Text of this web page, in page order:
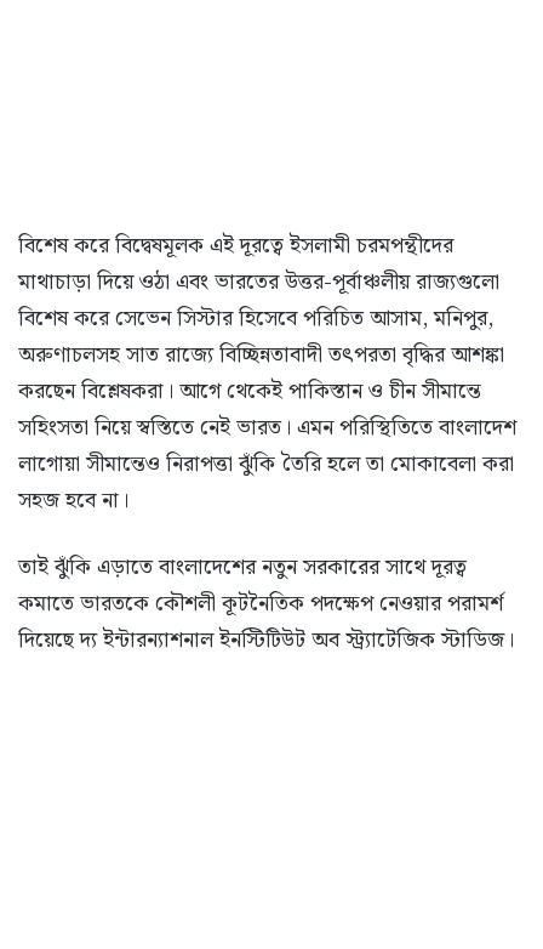
বিশেষ করে বিদ্বেষমূলক এই দূরত্বে ইসলামী চরমপন্থীদের
মাথাচাড়া দিয়ে ওঠা এবং ভারতের উত্তর-পূর্বাঞ্চলীয় রাজ্যগুলো
বিশেষ করে সেভেন সিস্টার হিসেবে পরিচিত আসাম, মনিপুর,
অরুণাচলসহ সাত রাজ্যে বিচ্ছিন্নতাবাদী তৎপরতা বৃদ্ধির আশঙ্কা
করছেন বিশ্লেষকরা। আগে থেকেই পাকিস্তান ও চীন সীমান্তে
সহিংসতা নিয়ে স্বস্তিতে নেই ভারত। এমন পরিস্থিতিতে বাংলাদেশ
লাগোয়া সীমান্তেও নিরাপত্তা ঝুঁকি তৈরি হলে তা মোকাবেলা করা
সহজ হবে না।
তাই ঝুঁকি এড়াতে বাংলাদেশের নতুন সরকারের সাথে দূরত্ব
কমাতে ভারতকে কৌশলী কূটনৈতিক পদক্ষেপ নেওয়ার পরামর্শ
দিয়েছে দ্য ইন্টারন্যাশনাল ইনস্টিটিউট অব স্ট্র্যাটেজিক স্টাডিজ।